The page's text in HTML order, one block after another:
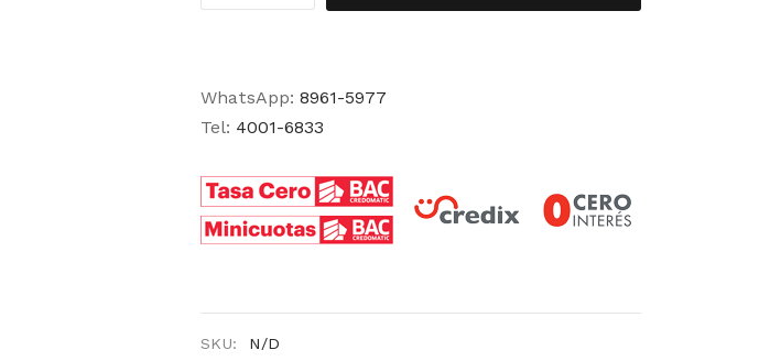
WhatsApp: 8961-5977
Tel: 4001-6833
SKU:
N/D